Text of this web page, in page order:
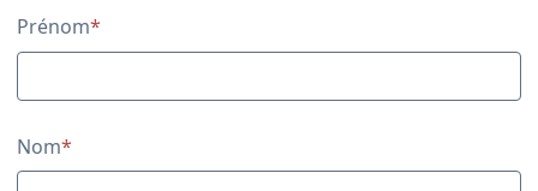
Coordonnées
Prénom*
Nom*